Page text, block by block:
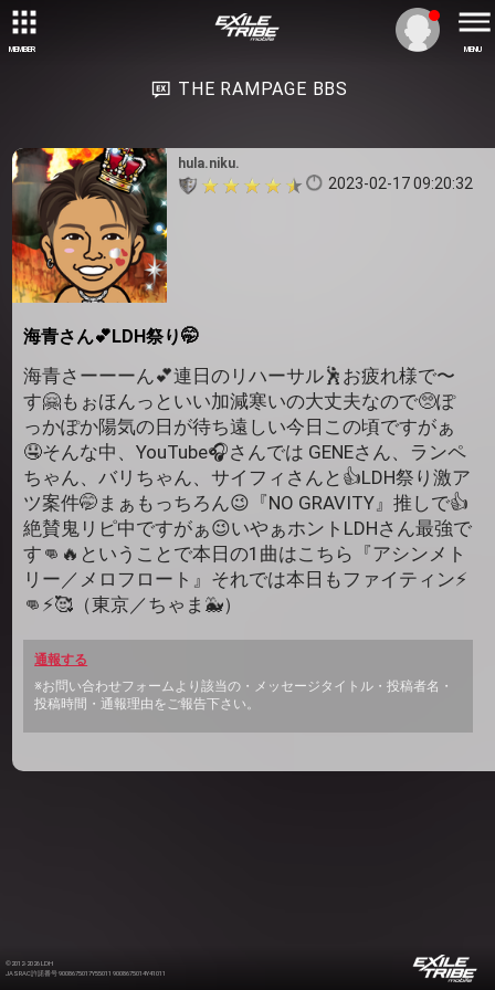
MEMBER MENU
THE RAMPAGE BBS
hula.niku.
2023-02-17 09:20:32
海青さん💕LDH祭り🤭
海青さーーーん💕連日のリハーサル🕺お疲れ様で〜
す🤗もぉほんっといい加減寒いの大丈夫なので🥺ぽ
っかぽか陽気の日が待ち遠しい今日この頃ですがぁ
🤤そんな中、YouTube🎧さんでは GENEさん、ランペ
ちゃん、バリちゃん、サイフィさんと👍LDH祭り激ア
ツ案件🤭まぁもっちろん😉『NO GRAVITY』推しで👍
絶賛鬼リピ中ですがぁ😉いやぁホントLDHさん最強で
す👊🔥ということで本日の1曲はこちら『アシンメト
リー／メロフロート』それでは本日もファイティン⚡️
👊⚡️🥰（東京／ちゃま🐳）
通報する
※お問い合わせフォームより該当の・メッセージタイトル・投稿者名・
投稿時間・通報理由をご報告下さい。
©2012-2026 LDH
JASRAC許諾番号 9008675017Y55011 9008675014Y41011